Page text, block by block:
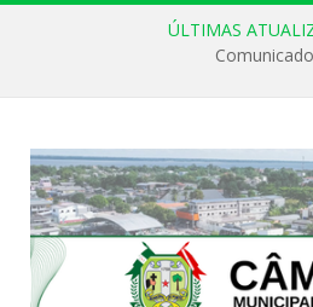
ÚLTIMAS
Comunicado